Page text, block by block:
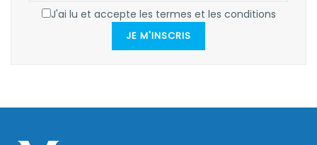
J'ai lu et accepte les termes et les conditions
JE M'INSCRIS